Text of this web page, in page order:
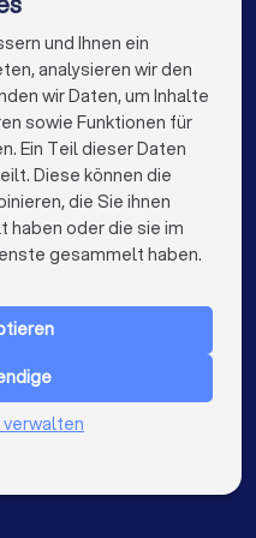
in Stuttgart
in Düsseldorf
in Dortmund
in Essen
in Bremen
in Dresden
in Hannover
in Leipzig
für Sie
und Ihnen ein
analysieren wir den
wir Daten, um Inhalte
sowie Funktionen für
Ein Teil dieser Daten
Diese können die
die Sie ihnen
oder die sie im
gesammelt haben.